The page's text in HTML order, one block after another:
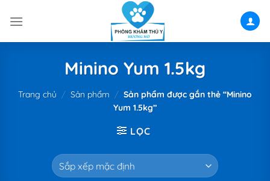
Minino Yum 1.5kg
Trang chủ / Sản phẩm / Sản phẩm được gắn thẻ “Minino
Yum 1.5kg”
LỌC